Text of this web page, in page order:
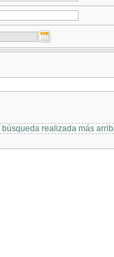
realizada más